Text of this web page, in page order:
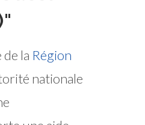
la Région
nationale